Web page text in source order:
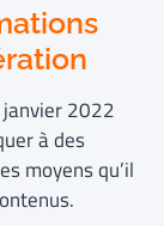
janvier 2022
à des
moyens qu’il